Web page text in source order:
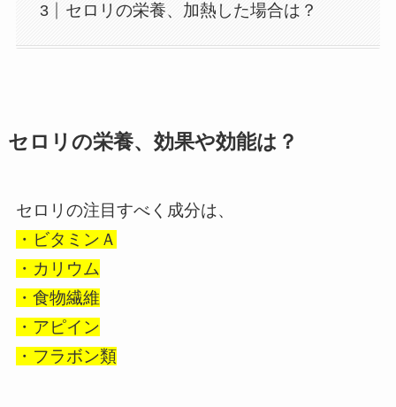
セロリの栄養、加熱した場合は？
セロリの栄養、効果や効能は？
セロリの注目すべく成分は、
・ビタミンＡ
・カリウム
・食物繊維
・アピイン
・フラボン類